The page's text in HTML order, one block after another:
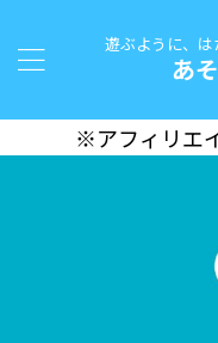
遊ぶように、
あ
※アフィリエ